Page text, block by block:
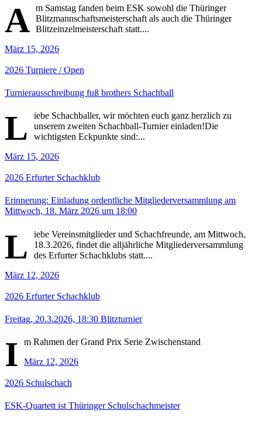
A m Samstag fanden beim ESK sowohl die Thüringer
Blitzmannschaftsmeisterschaft als auch die Thüringer
Blitzeinzelmeisterschaft statt....
März 15, 2026
2026 Turniere / Open
Turnierausschreibung fuß brothers Schachball
L
iebe Schachballer, wir möchten euch ganz herzlich zu
unserem zweiten Schachball-Turnier einladen!Die
wichtigsten Eckpunkte sind:...
März 15, 2026
2026 Erfurter Schachklub
Erinnerung: Einladung ordentliche Mitgliederversammlung am
Mittwoch, 18. März 2026 um 18:00
L
iebe Vereinsmitglieder und Schachfreunde, am Mittwoch,
18.3.2026, findet die alljährliche Mitgliederversammlung
des Erfurter Schachklubs statt....
März 12, 2026
2026 Erfurter Schachklub
Freitag, 20.3.2026, 18:30 Blitzturnier
I
m Rahmen der Grand Prix Serie Zwischenstand
März 12, 2026
2026 Schulschach
ESK-Quartett ist Thüringer Schulschachmeister